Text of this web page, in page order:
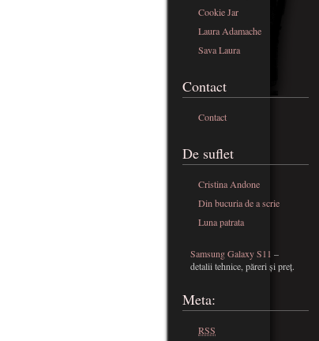
Cookie Jar
Laura Adamache
Sava Laura
Contact
Contact
De suflet
Cristina Andone
Din bucuria de a scrie
Luna patrata
Samsung Galaxy S11 –
detalii tehnice, păreri și preț.
Meta:
RSS